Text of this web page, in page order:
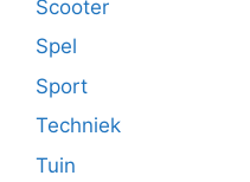
Scooter
Spel
Sport
Techniek
Tuin